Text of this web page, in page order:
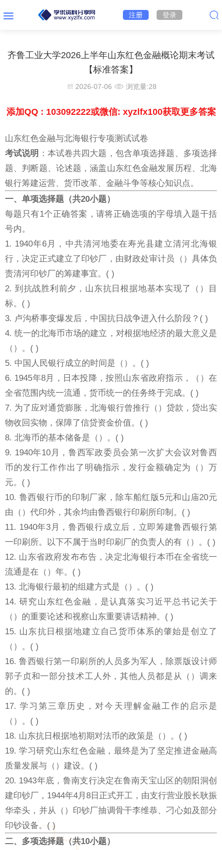
注册 登录
齐鲁工业大学2026上半年山东红色金融概论期末考试
【标准答案】
2026-07-06 浏览量:28
添加QQ : 103092222或微信: xyzlfx100获取更多答案
山东红色金融与北海银行专项测试试卷
考试说明 ：本试卷共四大题，包含单项选择题、多项选择
题、判断题、论述题，涵盖山东红色金融发展历程、北海
银行筹建运营、货币改革、金融斗争等核心知识点。
一、单项选择题（共20小题）
每题只有1个正确答案，请将正确选项的字母填入题干括
号内。
1. 1940年6月，中共清河地委在寿光县建立清河北海银
行，决定正式建立了印钞厂，由财政处审计员（）具体负
责清河印钞厂的筹建事宜。( )
2. 到抗战胜利前夕，山东抗日根据地基本实现了（）目
标。( )
3. 卢沟桥事变爆发后，中国抗日战争进入什么阶段？( )
4. 统一的北海币市场的建立，对根据地经济的最大意义是
（）。( )
5. 中国人民银行成立的时间是（）。( )
6. 1945年8月，日本投降，按照山东省政府指示，（）在
全省范围内统一流通，货币统一的任务终于完成。( )
7. 为了应对通货膨胀，北海银行曾推行（）贷款，贷出实
物收回实物，保障了信贷资金价值。( )
8. 北海币的基本储备是（）。( )
9. 1940年10月，鲁西军政委员会第一次扩大会议对鲁西
币的发行工作作出了明确指示，发行金额确定为（）万
元。( )
10. 鲁西银行币的印制厂家，除车船红版5元和山庙20元
由（）代印外，其余均由鲁西银行印刷所印制。( )
11. 1940年3月，鲁西银行成立后，立即筹建鲁西银行第
一印刷所。以下不属于当时印刷厂的负责人的有（）。( )
12. 山东省政府发布布告，决定北海银行本币在全省统一
流通是在（）年。( )
13. 北海银行最初的组建方式是（）。( )
14. 研究山东红色金融，是认真落实习近平总书记关于
（）的重要论述和视察山东重要讲话精神。( )
15. 山东抗日根据地建立自己货币体系的肇始是创立了
（）。( )
16. 鲁西银行第一印刷所的人员多为军人，除票版设计师
郭子贞和一部分技术工人外，其他人员都是从（）调来
的。( )
17. 学习第三章历史，对今天理解金融工作的启示是
（）。( )
18. 山东抗日根据地初期对法币的政策是（）。( )
19. 学习研究山东红色金融，最终是为了坚定推进金融高
质量发展与（）建设。( )
20. 1943年底，鲁南支行决定在鲁南天宝山区的朝阳洞创
建印钞厂，1944年4月8日正式开工，由支行营业股长耿振
华牵头，并从（）印钞厂抽调骨干李维恭、刁心如及部分
印钞设备。( )
二、多项选择题（共10小题）